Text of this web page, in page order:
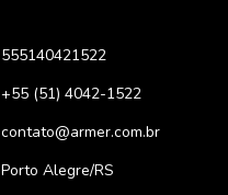
555140421522
+55 (51) 4042-1522
contato@armer.com.br
Porto Alegre/RS